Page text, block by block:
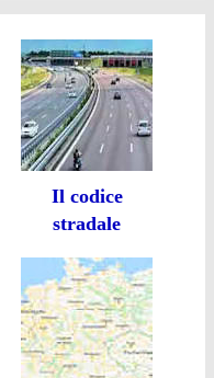
Il codice
stradale